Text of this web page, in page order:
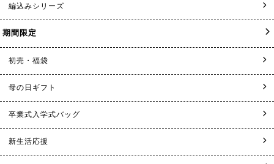
編込みシリーズ
期間限定
初売・福袋
母の日ギフト
卒業式入学式バッグ
新生活応援